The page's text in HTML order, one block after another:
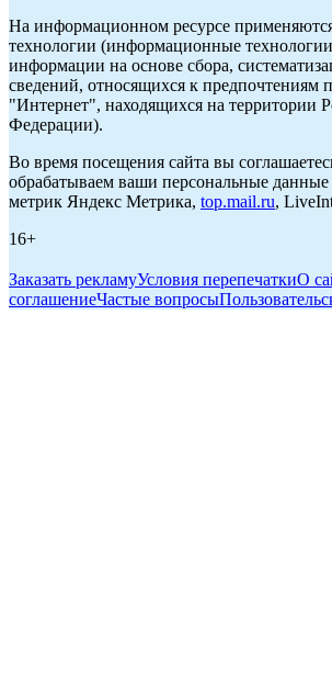
На информационном ресурсе
технологии (информационные
информации на основе сбора,
сведений, относящихся к предпочтениям
"Интернет", находящихся на территории
Федерации).
Во время посещения сайта вы
обрабатываем ваши персональные данные
метрик Яндекс Метрика, top.mail.ru,
16+
Заказать рекламуУсловия перепечаткиО
соглашениеЧастые вопросы